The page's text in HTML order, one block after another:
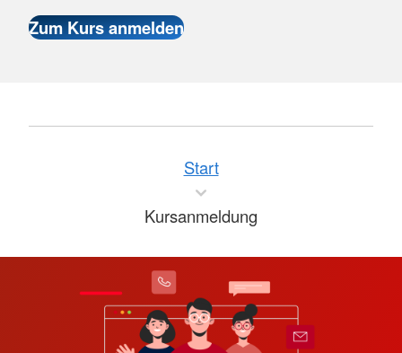
Start
Kursanmeldung